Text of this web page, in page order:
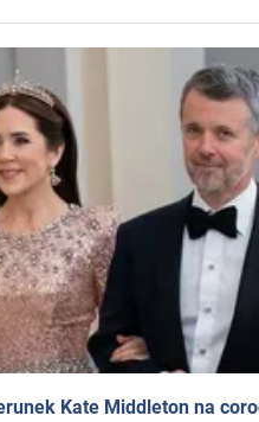
Kate Middleton na